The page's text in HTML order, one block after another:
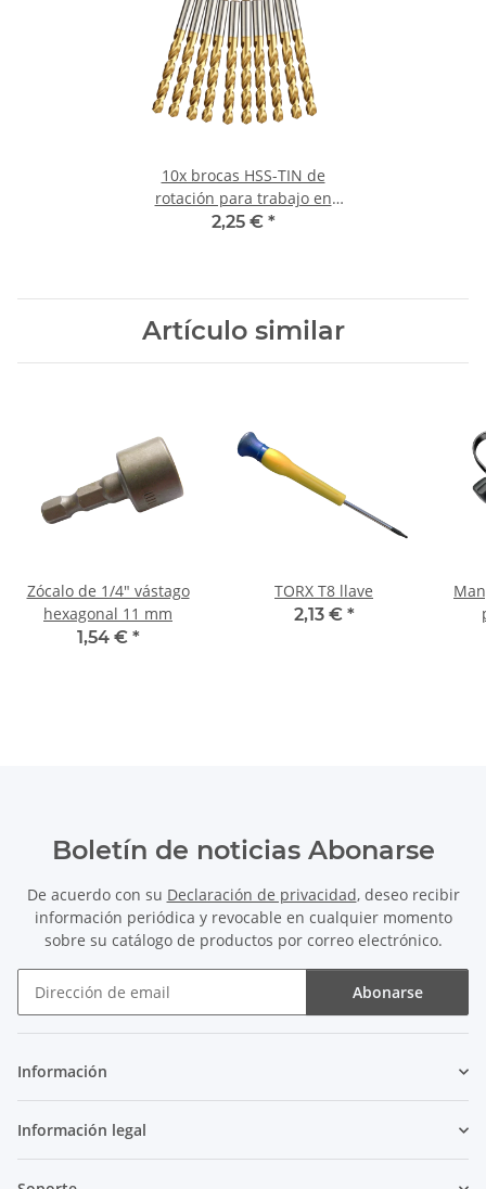
10x brocas HSS-TIN de
rotación para trabajo en
metal DIN338N Ø 0,9 mm
2,25 € *
Artículo similar
Zócalo de 1/4" vástago
hexagonal 11 mm
1,54 € *
TORX T8 llave
2,13 € *
Boletín de noticias Abonarse
De acuerdo con su Declaración de privacidad, deseo recibir
información periódica y revocable en cualquier momento
sobre su catálogo de productos por correo electrónico.
Abonarse
Información
Información legal